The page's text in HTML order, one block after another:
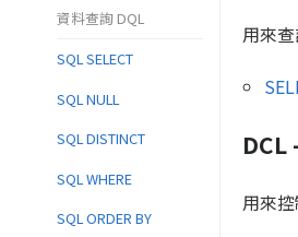
用來查
用來
資料查詢 DQL
SQL SELECT
SQL NULL
SQL DISTINCT
SQL WHERE
SQL ORDER BY